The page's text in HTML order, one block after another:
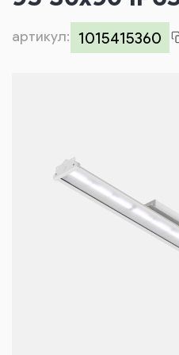
артикул: 1015415360